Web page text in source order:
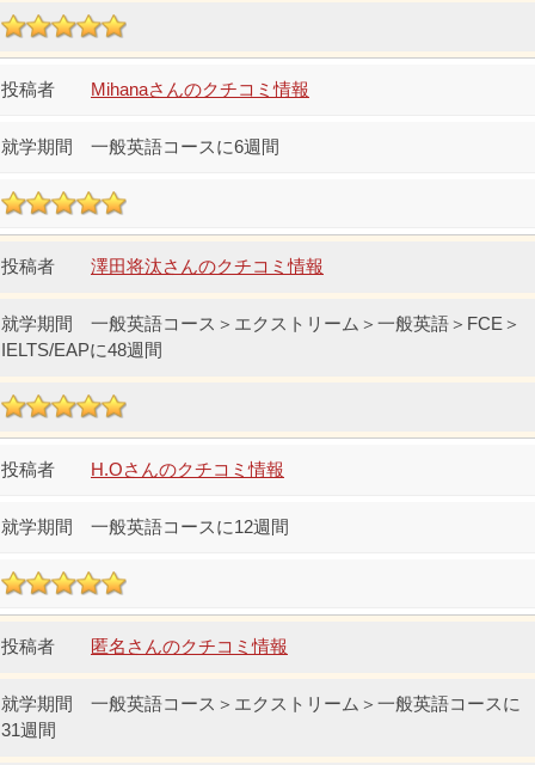
Mihanaさんのクチコミ情報
一般英語コースに6週間
澤田将汰さんのクチコミ情報
一般英語コース＞エクストリーム＞一般英語＞FCE＞
IELTS/EAPに48週間
H.Oさんのクチコミ情報
一般英語コースに12週間
匿名さんのクチコミ情報
一般英語コース＞エクストリーム＞一般英語コースに
31週間